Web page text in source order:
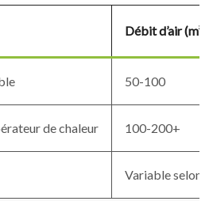
Débit d’air
50-100
de chaleur 100-200+
Variable selon